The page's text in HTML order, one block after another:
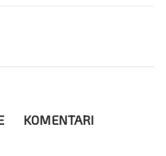
KOMENTARI